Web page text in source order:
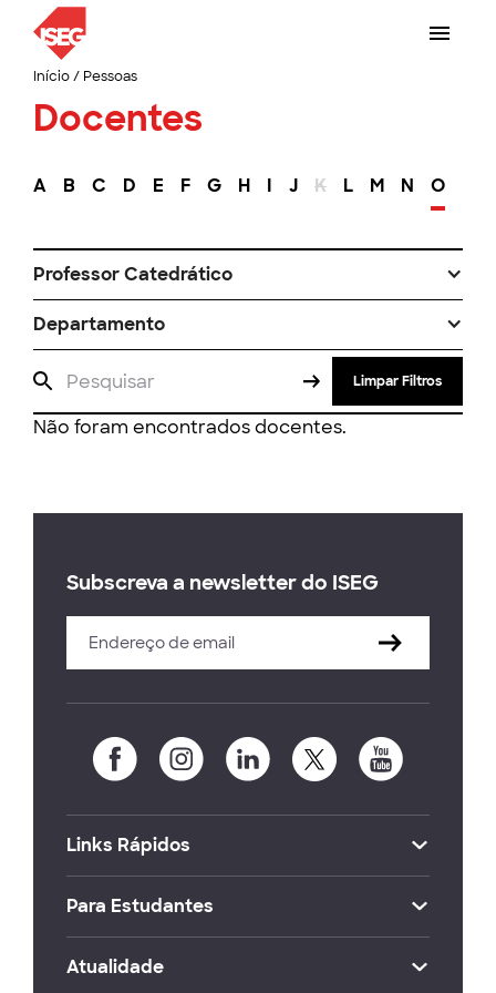
Início/ Pessoas
Docentes
A B C D E F G H I J K L M N O
Professor Catedrático
Departamento
Limpar Filtros
Não foram encontrados docentes.
Subscreva a newsletter do ISEG
Links Rápidos
Para Estudantes
Atualidade